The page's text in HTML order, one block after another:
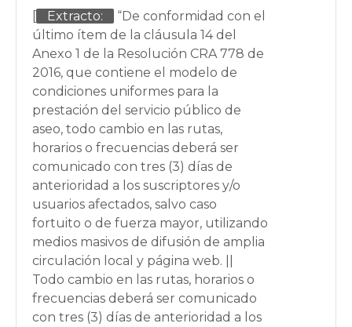
[ Extracto:
“De conformidad con el
último ítem de la cláusula 14 del
Anexo 1 de la Resolución CRA 778 de
2016, que contiene el modelo de
condiciones uniformes para la
prestación del servicio público de
aseo, todo cambio en las rutas,
horarios o frecuencias deberá ser
comunicado con tres (3) días de
anterioridad a los suscriptores y/o
usuarios afectados, salvo caso
fortuito o de fuerza mayor, utilizando
medios masivos de difusión de amplia
circulación local y página web. ||
Todo cambio en las rutas, horarios o
frecuencias deberá ser comunicado
con tres (3) días de anterioridad a los